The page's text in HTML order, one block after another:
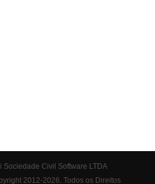
Sociedade Civil Software LTDA
2012-2026. Todos os Direitos